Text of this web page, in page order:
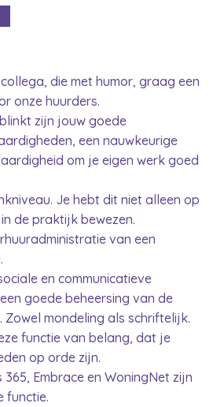
die met humor, graag een
onze huurders.
zijn jouw goede
een nauwkeurige
om je eigen werk goed
Je hebt dit niet alleen op
de praktijk bewezen.
van een
en communicatieve
goede beheersing van de
Zowel mondeling als schriftelijk.
functie van belang, dat je
op orde zijn.
365, Embrace en WoningNet zijn
functie.